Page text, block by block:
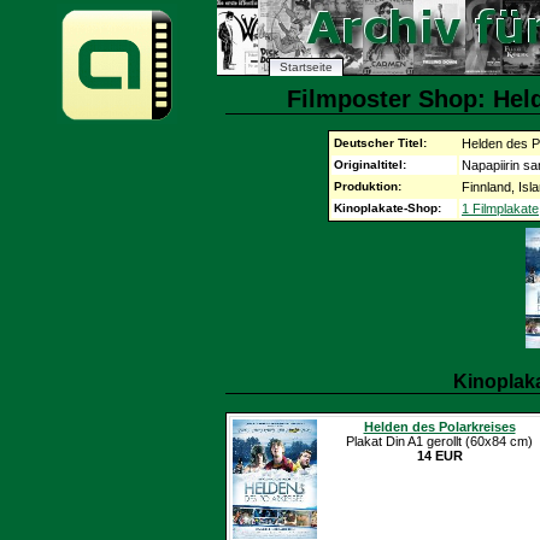
Startseite
Filmposter Shop:
Deutscher Titel: Helden des
Originaltitel: Napapiirin
Produktion: Finnland,
Kinoplakate-Shop: 1 Filmplakate
Helden des Polarkreises
Plakat Din A1 gerollt (60x84 cm)
14 EUR